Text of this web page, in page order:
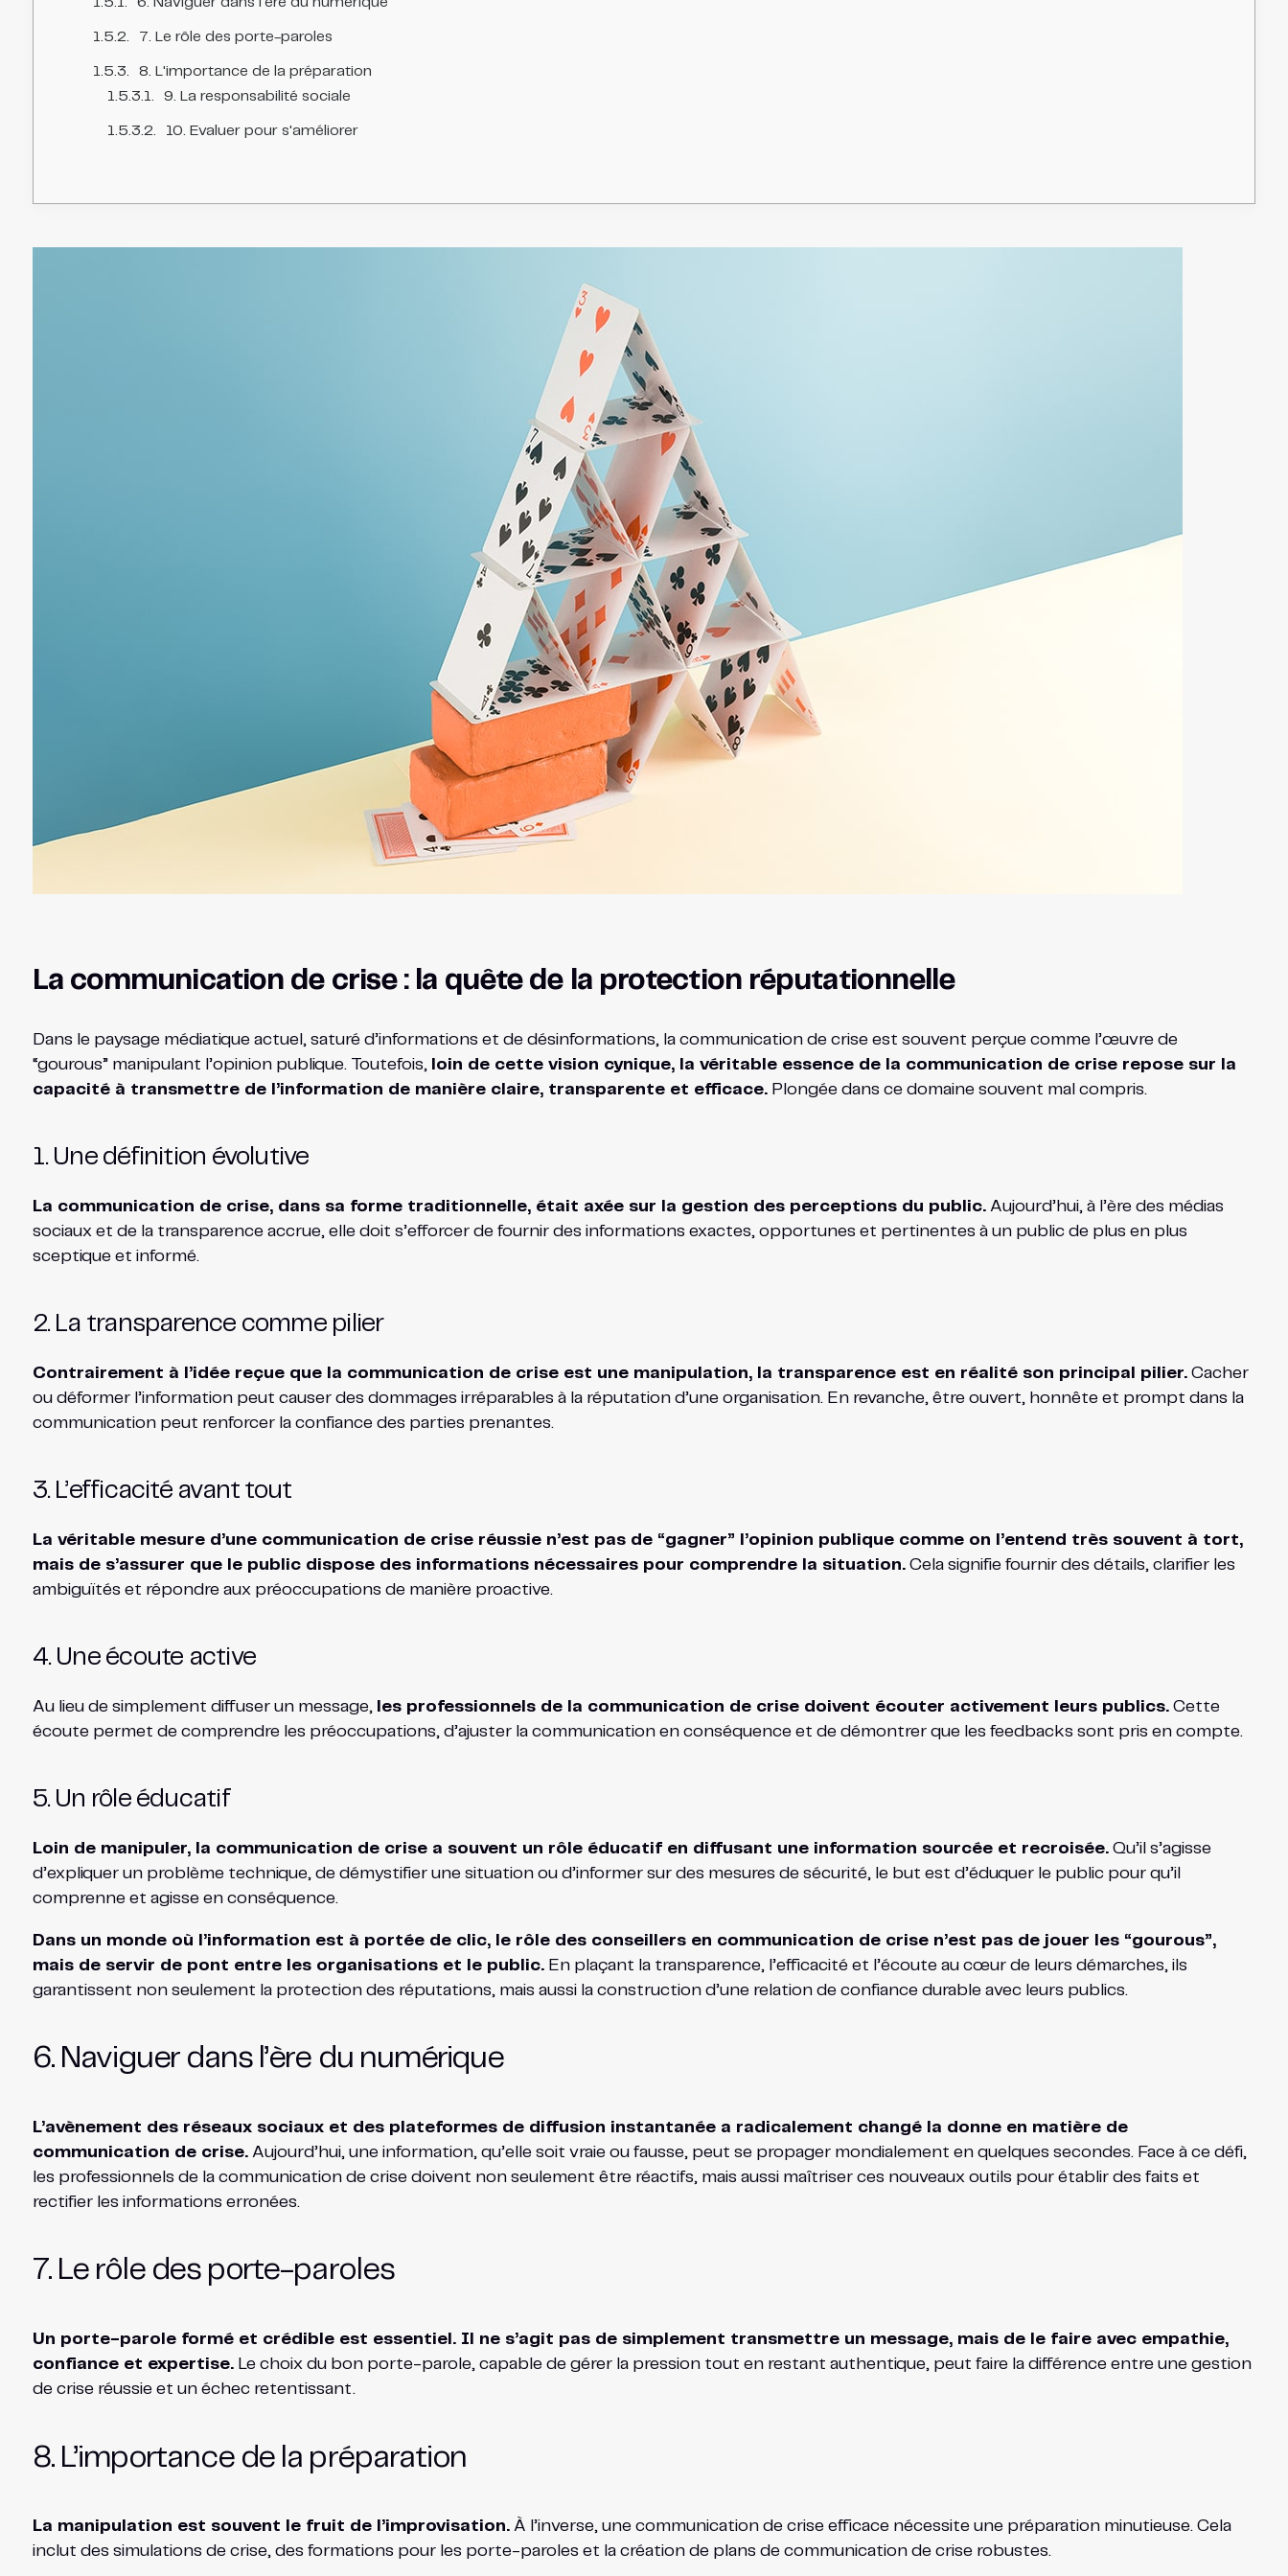
7. Le rôle des porte-paroles
8. L'importance de la préparation
9. La responsabilité sociale
10. Evaluer pour s'améliorer
La communication de crise : la quête de la protection réputationnelle
Dans le paysage médiatique actuel, saturé d’informations et de désinformations, la communication de crise est souvent perçue comme l’œuvre de
“gourous” manipulant l’opinion publique. Toutefois, loin de cette vision cynique, la véritable essence de la communication de crise repose sur la
capacité à transmettre de l’information de manière claire, transparente et efficace.Plongée dans ce domaine souvent mal compris.
1. Une définition évolutive
La communication de crise, dans sa forme traditionnelle, était axée sur la gestion des perceptions du public.Aujourd’hui, à l’ère des médias
sociaux et de la transparence accrue, elle doit s’efforcer de fournir des informations exactes, opportunes et pertinentes à un public de plus en plus
sceptique et informé.
2. La transparence comme pilier
Contrairement à l’idée reçue que la communication de crise est une manipulation, la transparence est en réalité son principal pilier.Cacher
ou déformer l’information peut causer des dommages irréparables à la réputation d’une organisation. En revanche, être ouvert, honnête et prompt dans la
communication peut renforcer la confiance des parties prenantes.
3. L’efficacité avant tout
La véritable mesure d’une communication de crise réussie n’est pas de “gagner” l’opinion publique comme on l’entend très souvent à tort,
mais de s’assurer que le public dispose des informations nécessaires pour comprendre la situation.Cela signifie fournir des détails, clarifier les
ambiguïtés et répondre aux préoccupations de manière proactive.
4. Une écoute active
Au lieu de simplement diffuser un message, les professionnels de la communication de crise doivent écouter activement leurs publics.Cette
écoute permet de comprendre les préoccupations, d’ajuster la communication en conséquence et de démontrer que les feedbacks sont pris en compte.
5. Un rôle éducatif
Loin de manipuler, la communication de crise a souvent un rôle éducatif en diffusant une information sourcée et recroisée.Qu’il s’agisse
d’expliquer un problème technique, de démystifier une situation ou d’informer sur des mesures de sécurité, le but est d’éduquer le public pour qu’il
comprenne et agisse en conséquence.
Dans un monde où l’information est à portée de clic, le rôle des conseillers en communication de crise n’est pas de jouer les “gourous”,
mais de servir de pont entre les organisations et le public.En plaçant la transparence, l’efficacité et l’écoute au cœur de leurs démarches, ils
garantissent non seulement la protection des réputations, mais aussi la construction d’une relation de confiance durable avec leurs publics.
6. Naviguer dans l’ère du numérique
L’avènement des réseaux sociaux et des plateformes de diffusion instantanée a radicalement changé la donne en matière de
communication de crise.Aujourd’hui, une information, qu’elle soit vraie ou fausse, peut se propager mondialement en quelques secondes. Face à ce défi,
les professionnels de la communication de crise doivent non seulement être réactifs, mais aussi maîtriser ces nouveaux outils pour établir des faits et
rectifier les informations erronées.
7. Le rôle des porte-paroles
Un porte-parole formé et crédible est essentiel. Il ne s’agit pas de simplement transmettre un message, mais de le faire avec empathie,
confiance et expertise.Le choix du bon porte-parole, capable de gérer la pression tout en restant authentique, peut faire la différence entre une gestion
de crise réussie et un échec retentissant.
8. L’importance de la préparation
La manipulation est souvent le fruit de l’improvisation.À l’inverse, une communication de crise efficace nécessite une préparation minutieuse. Cela
inclut des simulations de crise, des formations pour les porte-paroles et la création de plans de communication de crise robustes.